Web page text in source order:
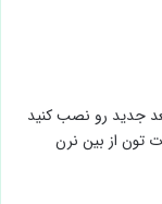
جدید رو نصب کنید
تون از بین نرن